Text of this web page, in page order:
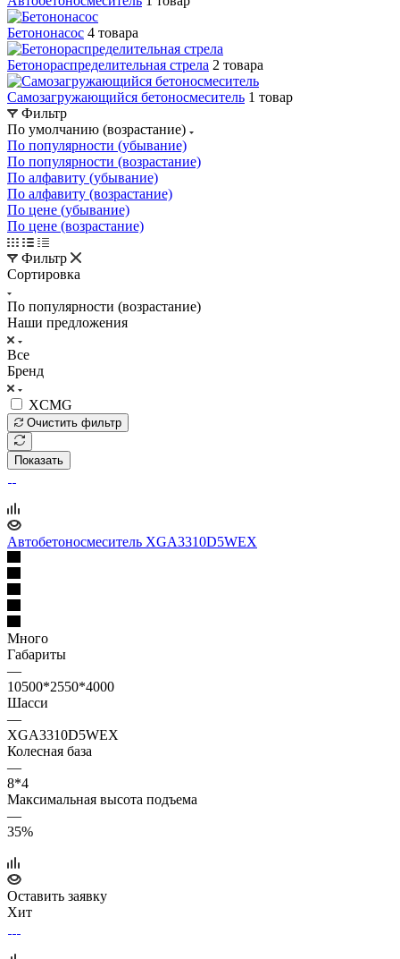
Бетононасос 4 товара
Бетонораспределительная стрела 2 товара
Самозагружающийся бетоносмеситель 1 товар
Фильтр
По умолчанию (возрастание)
По популярности (убывание)
По популярности (возрастание)
По алфавиту (убывание)
По алфавиту (возрастание)
По цене (убывание)
По цене (возрастание)
Фильтр
Сортировка
По популярности (возрастание)
Наши предложения
Все
Бренд
XCMG
Очистить фильтр
Показать
Автобетоносмеситель XGA3310D5WEX
Много
Габариты
—
10500*2550*4000
Шасси
—
XGA3310D5WEX
Колесная база
—
8*4
Максимальная высота подъема
—
35%
Оставить заявку
Хит